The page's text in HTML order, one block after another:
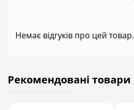
Немає відгуків про цей товар.
Рекомендовані товари